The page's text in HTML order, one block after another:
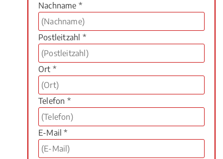
Nachname *
Postleitzahl *
Ort *
Telefon *
E-Mail *